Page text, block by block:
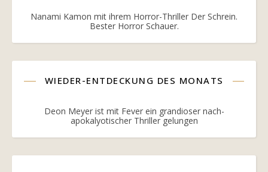
Nanami Kamon mit ihrem Horror-Thriller Der Schrein.
Bester Horror Schauer.
WIEDER-ENTDECKUNG DES MONATS
Deon Meyer ist mit Fever ein grandioser nach-
apokalyotischer Thriller gelungen